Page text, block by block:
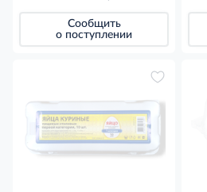
Сообщить
о поступлении